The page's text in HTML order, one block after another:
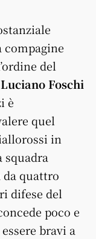
del
Luciano Foschi
è
quel
in
quattro
difese del
poco e
bravi a